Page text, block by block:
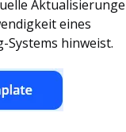
eines
hinweist.